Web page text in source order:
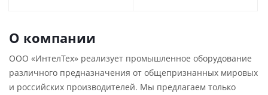
О компании
ООО «ИнтелТех» реализует промышленное оборудование
различного предназначения от общепризнанных мировых
и российских производителей. Мы предлагаем только